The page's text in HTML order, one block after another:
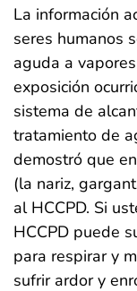
La información
seres humanos
aguda a
exposición
sistema de
tratamiento de
demostró que
(la nariz,
al HCCPD. Si
HCCPD puede
para respirar y
sufrir ardor y